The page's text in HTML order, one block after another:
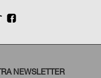
NEWSLETTER